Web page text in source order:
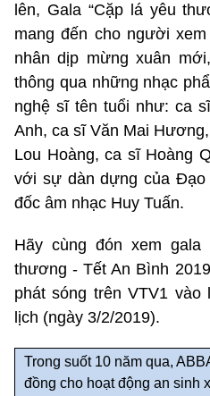
lên, Gala “Cặp lá yêu
mang đến cho người
nhân dịp mừng xuân
thông qua những nhạc
nghệ sĩ tên tuổi như: ca
Anh, ca sĩ Văn Mai
Lou Hoàng, ca sĩ Hoàng
với sự dàn dựng của Đạo
đốc âm nhạc Huy Tuấn.
Hãy cùng đón xem gala
thương - Tết An Bình
phát sóng trên VTV1
lịch (ngày 3/2/2019).
Trong suốt 10 năm qua,
đồng cho hoạt động an sinh